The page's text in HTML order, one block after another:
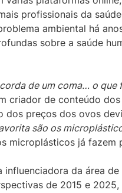
profissionais da
ambiental há
sobre a saúde
de um coma… o que
criador de conteúdo
dos preços dos ovos
são os
microplásticos já fazem
influenciadora da área
de 2015 e 2025,